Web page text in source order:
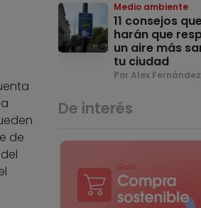
de
Medio ambiente
11 consejos
harán que
un aire más
tu ciudad
Por Alex
De interés